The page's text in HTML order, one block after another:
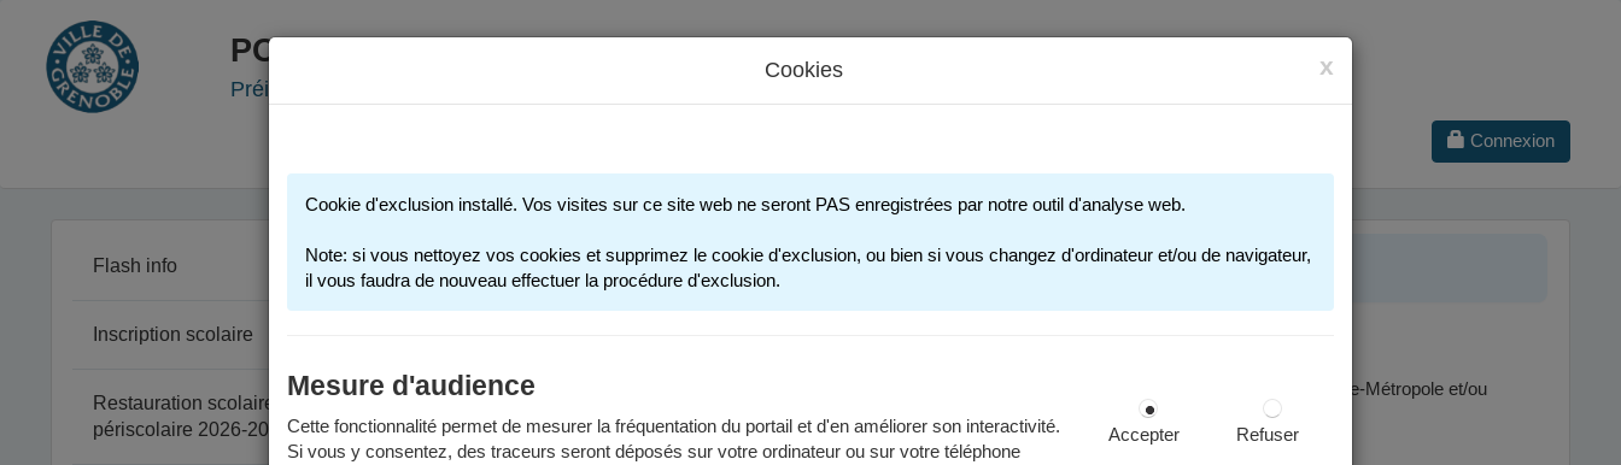
PORTAIL FAMILLE
Préinscription scolaire - Accueils périscolaires - Restauration scolaire - Sports
Connexion
Flash info
Inscription scolaire
Restauration scolaire et
périscolaire 2026-2027
FACTURES ET PAIEMENT
Depuis le 1er juin 2026, les factures sont envoyées par voie postale par le Service de Gestion Comptable Grenoble-Métropole et/ou
Les factures que vous pouvez consulter sur le Portail Famille sont uniquement celles émises jusqu'en mai 2026.
x
Cookies
Cookie d'exclusion installé. Vos visites sur ce site web ne seront PAS enregistrées par notre outil d'analyse web.
Note: si vous nettoyez vos cookies et supprimez le cookie d'exclusion, ou bien si vous changez d'ordinateur et/ou de navigateur,
il vous faudra de nouveau effectuer la procédure d'exclusion.
Mesure d'audience
Cette fonctionnalité permet de mesurer la fréquentation du portail et d'en améliorer son interactivité.
Si vous y consentez, des traceurs seront déposés sur votre ordinateur ou sur votre téléphone
Accepter Refuser